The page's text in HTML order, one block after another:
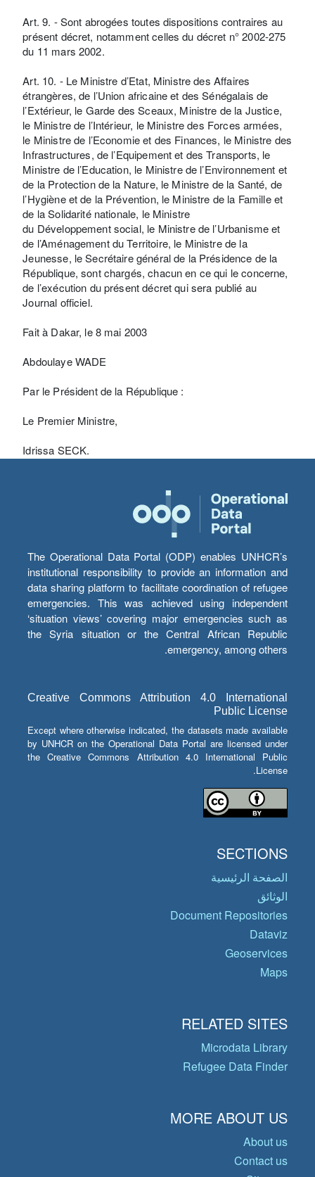
Art. 9. - Sont abrogées toutes dispositions contraires au
présent décret, notamment celles du décret n° 2002-275
du 11 mars 2002.
Art. 10. - Le Ministre d’Etat, Ministre des Affaires
étrangères, de l’Union africaine et des Sénégalais de
l’Extérieur, le Garde des Sceaux, Ministre de la Justice,
le Ministre de l’Intérieur, le Ministre des Forces armées,
le Ministre de l’Economie et des Finances, le Ministre des
Infrastructures, de l’Equipement et des Transports, le
Ministre de l’Education, le Ministre de l’Environnement et
de la Protection de la Nature, le Ministre de la Santé, de
l’Hygiène et de la Prévention, le Ministre de la Famille et
de la Solidarité nationale, le Ministre
du Développement social, le Ministre de l’Urbanisme et
de l’Aménagement du Territoire, le Ministre de la
Jeunesse, le Secrétaire général de la Présidence de la
République, sont chargés, chacun en ce qui le concerne,
de l’exécution du présent décret qui sera publié au
Journal officiel.
Fait à Dakar, le 8 mai 2003
Abdoulaye WADE
Par le Président de la République :
Le Premier Ministre,
Idrissa SECK.
The Operational Data Portal (ODP) enables UNHCR’s
institutional responsibility to provide an information and
data sharing platform to facilitate coordination of refugee
emergencies. This was achieved using independent
‘situation views’ covering major emergencies such as
the Syria situation or the Central African Republic
emergency, among others.
Creative Commons Attribution 4.0 International
Public License
Except where otherwise indicated, the datasets made available
by UNHCR on the Operational Data Portal are licensed under
the Creative Commons Attribution 4.0 International Public
License.
SECTIONS
الصفحة الرئيسية
الوثائق
Document Repositories
Dataviz
Geoservices
Maps
RELATED SITES
Microdata Library
Refugee Data Finder
MORE ABOUT US
About us
Contact us